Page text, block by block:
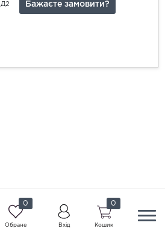
0
Обране Вхід
0
Кошик
Д2 Бажаєте замовити?